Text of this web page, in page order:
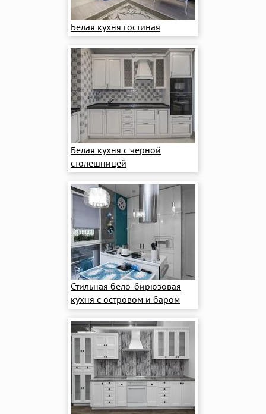
Белая кухня гостиная
Белая кухня с черной
столешницей
Стильная бело-бирюзовая
кухня с островом и баром